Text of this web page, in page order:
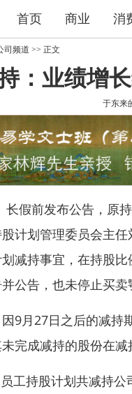
首页 商业 消
司频道 >> 正文
：业绩增
于东来
假前发布公告，原
计划管理委员会主
减持事宜，在持股
公告，也未停止买卖
月27日之后的减持
完成减持的股份在减
持股计划共减持公